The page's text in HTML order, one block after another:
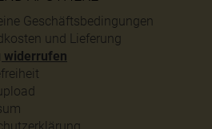
Geschäftsbedingungen
und Lieferung
widerrufen